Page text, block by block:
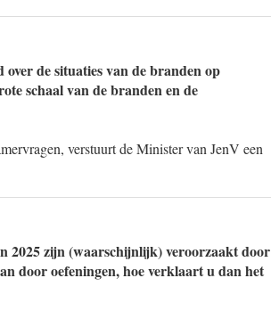
de situaties van de branden op
schaal van de branden en de
verstuurt de Minister van JenV een
2025 zijn (waarschijnlijk) veroorzaakt door
door oefeningen, hoe verklaart u dan het